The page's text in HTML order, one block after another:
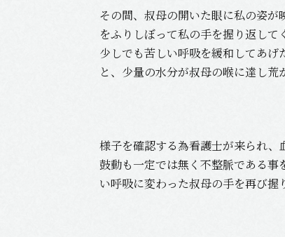
その間、叔母の開いた眼に私の姿
をふりしぼって私の手を握り返して
少しでも苦しい呼吸を緩和してあ
と、少量の水分が叔母の喉に達し荒
様子を確認する為看護士が来られ
鼓動も一定では無く不整脈である
い呼吸に変わった叔母の手を再び握